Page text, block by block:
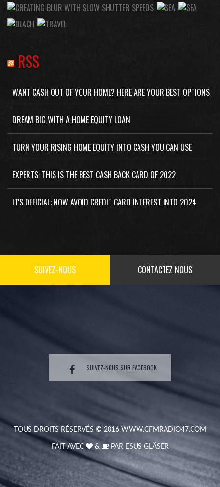
RSS
WANT CASH OUT OF YOUR HOME? HERE ARE YOUR BEST OPTIONS
DREAM BIG WITH A HOME EQUITY LOAN
TURN YOUR RISING HOME EQUITY INTO CASH YOU CAN USE
EXPERTS: THIS IS THE BEST CASH BACK CARD OF 2022
IT'S OFFICIAL: NOW AVOID CREDIT CARD INTEREST INTO 2024
SUIVEZ-NOUS CONTACTEZ NOUS
SUIVEZ-NOUS SUR FACEBOOK
TOUS DROITS RÉSERVÉS © 2016 WWW.CFMRADIO47.COM
FAIT AVEC & PAR ESUS GLÄSER